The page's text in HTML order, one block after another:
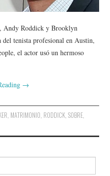
Andy Roddick y Brooklyn
del tenista profesional en Austin,
el actor usó un hermoso
→
, MATRIMONIO, RODDICK, SOBRE,